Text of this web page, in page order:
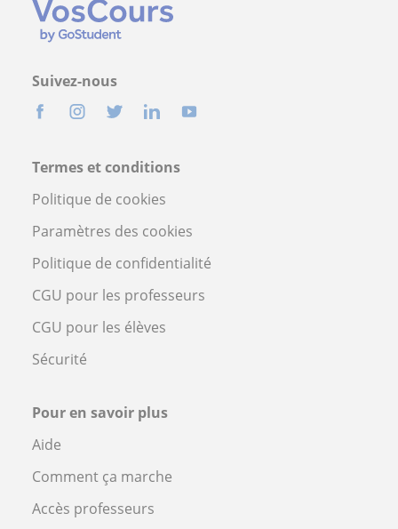
Suivez-nous
Termes et conditions
Politique de cookies
Paramètres des cookies
Politique de confidentialité
CGU pour les professeurs
CGU pour les élèves
Sécurité
Pour en savoir plus
Aide
Comment ça marche
Accès professeurs